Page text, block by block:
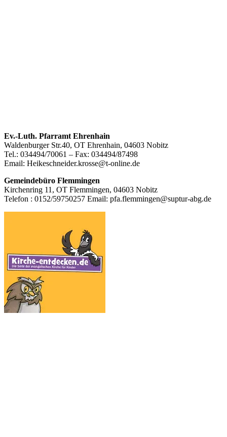
Footer
Inhalt
Ev.-Luth. Pfarramt Ehrenhain
Waldenburger Str.40, OT Ehrenhain, 04603 Nobitz
Tel.: 034494/70061 – Fax: 034494/87498
Email: Heikeschneider.krosse@t-online.de
Gemeindebüro Flemmingen
Kirchenring 11, OT Flemmingen, 04603 Nobitz
Telefon : 0152/59750257 Email: pfa.flemmingen@suptur-abg.de